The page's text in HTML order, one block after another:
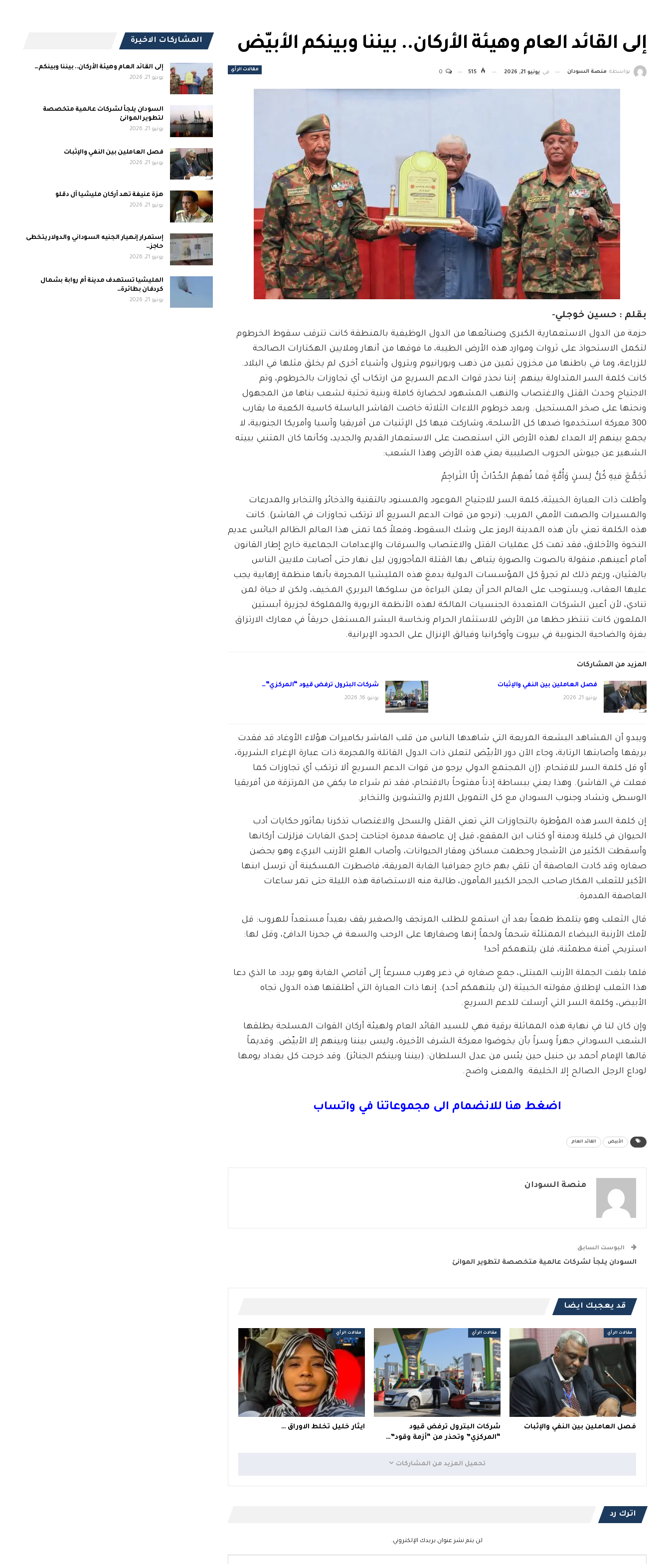
إلى القائد العام وهيئة الأركان.. بيننا وبينكم الأبيّض
مقالات الرأي بواسطة منصة السودان في يونيو 21, 2026 515
بقلم : حسين خوجلي-
حزمة من الدول الاستعمارية الكبرى وصنائعها من الدول الوظيفية بالمنطقة كانت تترقب سقوط الخرطوم
لتكمل الاستحواذ على ثروات وموارد هذه الأرض الطيبة، ما فوقها من أنهار وملايين الهكتارات الصالحة
للزراعة، وما في باطنها من مخزون ثمين من ذهب ويورانيوم وبترول وأشياء أخرى لم يخلق مثلها في البلاد.
كانت كلمة السر المتداولة بينهم: إننا نحذر قوات الدعم السريع من ارتكاب أي تجاوزات بالخرطوم، وتم
الاجتياح وحدث القتل والاغتصاب والنهب المشهود لحضارة كاملة وبنية تحتية لشعب بناها من المجهول
ونحتها على صخر المستحيل. وبعد خرطوم اللاءات الثلاثة خاضت الفاشر الباسلة كاسية الكعبة ما يقارب
300 معركة استخدموا ضدها كل الأسلحة، وشاركت فيها كل الإثنيات من أفريقيا وآسيا وأمريكا الجنوبية، لا
يجمع بينهم إلا العداء لهذه الأرض التي استعصت على الاستعمار القديم والجديد، وكأنما كان المتنبي ببيته
الشهير عن جيوش الحروب الصليبية يعني هذه الأرض وهذا الشعب:
تَجَمَّعَ فيهِ كُلُّ لِسنٍ وَأُمَّةٍ فَما تُفهِمُ الحُدّاثَ إِلّا التَراجِمُ
وأطلت ذات العبارة الخبيثة، كلمة السر للاجتياح الموعود والمسنود بالتقنية والذخائر والتخابر والمدرعات
والمسيرات والصمت الأممي المريب: (نرجو من قوات الدعم السريع ألا ترتكب تجاوزات في الفاشر). كانت
هذه الكلمة تعني بأن هذه المدينة الرمز على وشك السقوط، وفعلاً كما تمنى هذا العالم الظالم البائس عديم
النخوة والأخلاق، فقد تمت كل عمليات القتل والاغتصاب والسرقات والإعدامات الجماعية خارج إطار القانون
أمام أعينهم، منقولة بالصوت والصورة يتباهى بها القتلة المأجورون ليل نهار حتى أصابت ملايين الناس
بالغثيان، ورغم ذلك لم تجرؤ كل المؤسسات الدولية بدمغ هذه المليشيا المجرمة بأنها منظمة إرهابية يجب
عليها العقاب، ويستوجب على العالم الحر أن يعلن البراءة من سلوكها البربري المخيف، ولكن لا حياة لمن
تنادي، لأن أعين الشركات المتعددة الجنسيات المالكة لهذه الأنظمة الربوية والمملوكة لجزيرة أبستين
الملعون كانت تنتظر حظها من الأرض للاستثمار الحرام ونخاسة البشر المستغل حريقاً في معارك الارتزاق
بغزة والضاحية الجنوبية في بيروت وأوكرانيا وفيالق الإنزال على الحدود الإيرانية.
المزيد من المشاركات
فصل العاملين بين النفي والإثبات
يونيو 21, 2026
شركات البترول ترفض قيود “المركزي”…
يونيو 16, 2026
ويبدو أن المشاهد البشعة المريعة التي شاهدها الناس من قلب الفاشر بكاميرات هؤلاء الأوغاد قد فقدت
بريقها وأصابتها الرتابة، وجاء الآن دور الأبيّض لتعلن ذات الدول القاتلة والمجرمة ذات عبارة الإغراء الشريرة،
أو قل كلمة السر للاقتحام: (إن المجتمع الدولي يرجو من قوات الدعم السريع ألا ترتكب أي تجاوزات كما
فعلت في الفاشر). وهذا يعني ببساطة إذناً مفتوحاً بالاقتحام، فقد تم شراء ما يكفي من المرتزقة من أفريقيا
الوسطى وتشاد وجنوب السودان مع كل التمويل اللازم والتشوين والتخابر.
إن كلمة السر هذه المؤطرة بالتجاوزات التي تعني القتل والسحل والاغتصاب تذكرنا بمأثور حكايات أدب
الحيوان في كليلة ودمنة أو كتاب ابن المقفع، قيل إن عاصفة مدمرة اجتاحت إحدى الغابات فزلزلت أركانها
وأسقطت الكثير من الأشجار وحطمت مساكن ومقار الحيوانات، وأصاب الهلع الأرنب البريء وهو يحضن
صغاره وقد كادت العاصفة أن تلقي بهم خارج جغرافيا الغابة العريقة، فاضطرت المسكينة أن ترسل ابنها
الأكبر للثعلب المكار صاحب الجحر الكبير المأمون، طالبة منه الاستضافة هذه الليلة حتى تمر ساعات
العاصفة المدمرة.
قال الثعلب وهو يتلمظ طمعاً بعد أن استمع للطلب المرتجف والصغير يقف بعيداً مستعداً للهروب: قل
لأمك الأرنبة البيضاء الممتلئة شحماً ولحماً إنها وصغارها على الرحب والسعة في جحرنا الدافئ، وقل لها:
استريحي آمنة مطمئنة، فلن يلتهمكم أحد!
فلما بلغت الجملة الأرنب المبتلى، جمع صغاره في ذعر وهرب مسرعاً إلى أقاصي الغابة وهو يردد: ما الذي دعا
هذا الثعلب لإطلاق مقولته الخبيثة (لن يلتهمكم أحد). إنها ذات العبارة التي أطلقتها هذه الدول تجاه
الأبيض، وكلمة السر التي أرسلت للدعم السريع.
وإن كان لنا في نهاية هذه المماثلة برقية فهي للسيد القائد العام ولهيئة أركان القوات المسلحة يطلقها
الشعب السوداني جهراً وسراً بأن يخوضوا معركة الشرف الأخيرة، وليس بيننا وبينهم إلا الأبيّض. وقديماً
قالها الإمام أحمد بن حنبل حين يئس من عدل السلطان: (بيننا وبينكم الجنائز). وقد خرجت كل بغداد يومها
لوداع الرجل الصالح إلا الخليفة. والمعنى واضح.
اضغط هنا للانضمام الى مجموعاتنا في واتساب
الأبيض القائد العام
منصة السودان
البوست السابق
السودان يلجأ لشركات عالمية متخصصة لتطوير الموانئ
قد يعجبك ايضا
مقالات الرأي
فصل العاملين بين النفي والإثبات
مقالات الرأي
شركات البترول ترفض قيود
“المركزي” وتحذر من “أزمة وقود”…
مقالات الرأي
ايثار خليل تخلط الاوراق …
تحميل المزيد من المشاركات
اترك رد
لن يتم نشر عنوان بريدك الإلكتروني.
المشاركات الاخيرة
إلى القائد العام وهيئة الأركان.. بيننا وبينكم…
يونيو 21, 2026
السودان يلجأ لشركات عالمية متخصصة
لتطوير الموانئ
يونيو 21, 2026
فصل العاملين بين النفي والإثبات
يونيو 21, 2026
هزة عنيفة تهد أركان مليشيا آل دقلو
يونيو 21, 2026
إستمرار إنهيار الجنيه السوداني والدولار يتخطى
حاجز…
يونيو 21, 2026
المليشيا تستهدف مدينة أم روابة بشمال
كردفان بطائرة…
يونيو 21, 2026